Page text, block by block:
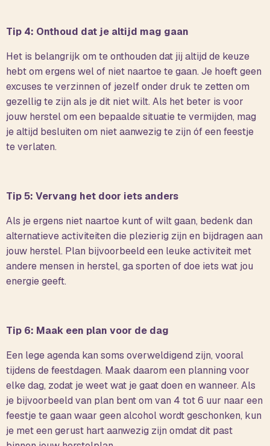
Tip 4: Onthoud dat je altijd mag gaan
Het is belangrijk om te onthouden dat jij altijd de keuze
hebt om ergens wel of niet naartoe te gaan. Je hoeft geen
excuses te verzinnen of jezelf onder druk te zetten om
gezellig te zijn als je dit niet wilt. Als het beter is voor
jouw herstel om een bepaalde situatie te vermijden, mag
je altijd besluiten om niet aanwezig te zijn óf een feestje
te verlaten.
Tip 5: Vervang het door iets anders
Als je ergens niet naartoe kunt of wilt gaan, bedenk dan
alternatieve activiteiten die plezierig zijn en bijdragen aan
jouw herstel. Plan bijvoorbeeld een leuke activiteit met
andere mensen in herstel, ga sporten of doe iets wat jou
energie geeft.
Tip 6: Maak een plan voor de dag
Een lege agenda kan soms overweldigend zijn, vooral
tijdens de feestdagen. Maak daarom een planning voor
elke dag, zodat je weet wat je gaat doen en wanneer. Als
je bijvoorbeeld van plan bent om van 4 tot 6 uur naar een
feestje te gaan waar geen alcohol wordt geschonken, kun
je met een gerust hart aanwezig zijn omdat dit past